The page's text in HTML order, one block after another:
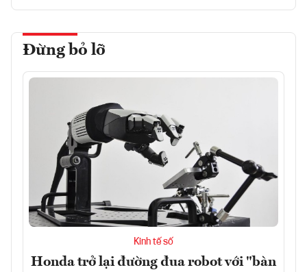
Đừng bỏ lỡ
Kinh tế số
Honda trở lại đường đua robot với "bàn